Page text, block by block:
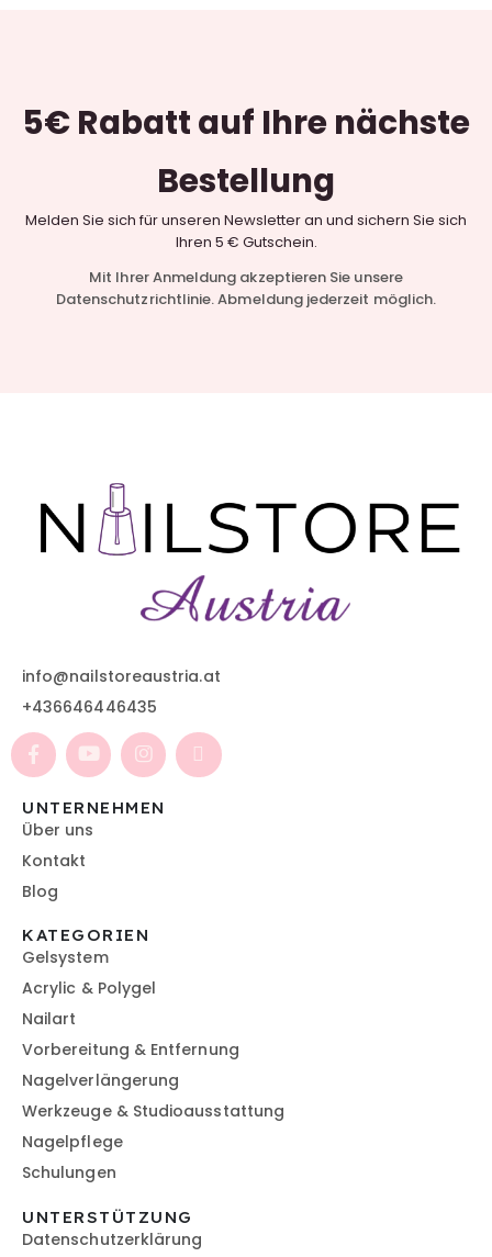
5€ Rabattauf Ihre nächste
Bestellung
Melden Sie sich für unseren Newsletter an und sichern Sie sich
Ihren 5 € Gutschein.
Mit Ihrer Anmeldung akzeptieren Sie unsere
Datenschutzrichtlinie. Abmeldung jederzeit möglich.
info@nailstoreaustria.at
+436646446435
UNTERNEHMEN
Über uns
Kontakt
Blog
KATEGORIEN
Gelsystem
Acrylic & Polygel
Nailart
Vorbereitung & Entfernung
Nagelverlängerung
Werkzeuge & Studioausstattung
Nagelpflege
Schulungen
UNTERSTÜTZUNG
Datenschutzerklärung